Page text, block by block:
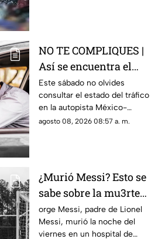
NO TE COMPLIQUES |
Así se encuentra el
tráfico HOY en la
autopista México
Querétaro
Este sábado no olvides
consultar el estado del tráfico
en la autopista México-
Querétaro.
agosto 08, 2026 08:57 a. m.
¿Murió Messi? Esto se
sabe sobre la mu3rte
del argentino
orge Messi, padre de Lionel
Messi, murió la noche del
viernes en un hospital de